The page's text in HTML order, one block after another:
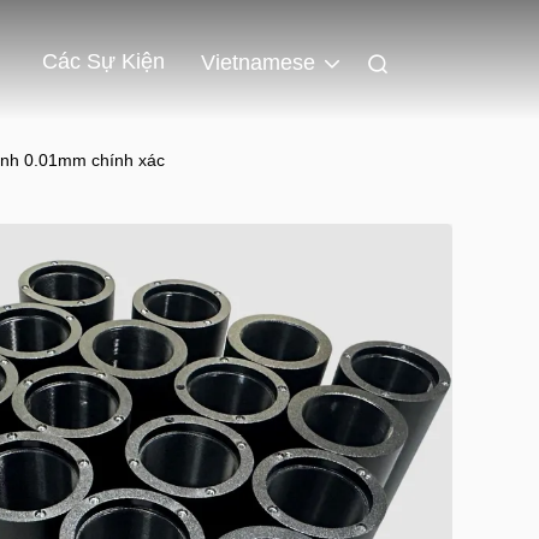
Các Sự Kiện Vietnamese
0.01mm chính xác